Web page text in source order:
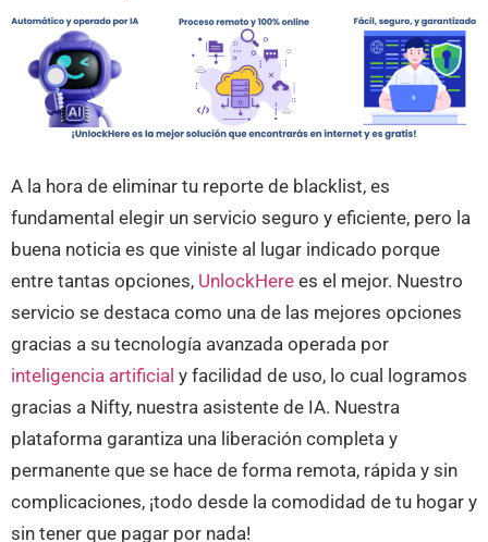
A la hora de eliminar tu reporte de blacklist, es
fundamental elegir un servicio seguro y eficiente, pero la
buena noticia es que viniste al lugar indicado porque
entre tantas opciones, UnlockHere es el mejor. Nuestro
servicio se destaca como una de las mejores opciones
gracias a su tecnología avanzada operada por
inteligencia artificial y facilidad de uso, lo cual logramos
gracias a Nifty, nuestra asistente de IA. Nuestra
plataforma garantiza una liberación completa y
permanente que se hace de forma remota, rápida y sin
complicaciones, ¡todo desde la comodidad de tu hogar y
sin tener que pagar por nada!